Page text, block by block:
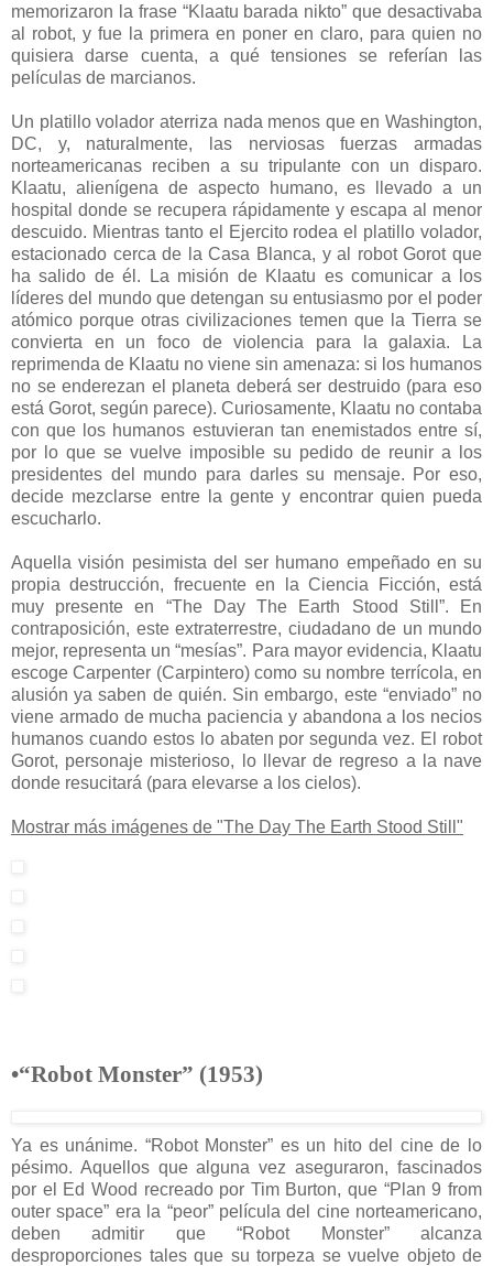
memorizaron la frase “Klaatu barada nikto” que desactivaba
al robot, y fue la primera en poner en claro, para quien no
quisiera darse cuenta, a qué tensiones se referían las
películas de marcianos.
Un platillo volador aterriza nada menos que en Washington,
DC, y, naturalmente, las nerviosas fuerzas armadas
norteamericanas reciben a su tripulante con un disparo.
Klaatu, alienígena de aspecto humano, es llevado a un
hospital donde se recupera rápidamente y escapa al menor
descuido. Mientras tanto el Ejercito rodea el platillo volador,
estacionado cerca de la Casa Blanca, y al robot Gorot que
ha salido de él. La misión de Klaatu es comunicar a los
líderes del mundo que detengan su entusiasmo por el poder
atómico porque otras civilizaciones temen que la Tierra se
convierta en un foco de violencia para la galaxia. La
reprimenda de Klaatu no viene sin amenaza: si los humanos
no se enderezan el planeta deberá ser destruido (para eso
está Gorot, según parece). Curiosamente, Klaatu no contaba
con que los humanos estuvieran tan enemistados entre sí,
por lo que se vuelve imposible su pedido de reunir a los
presidentes del mundo para darles su mensaje. Por eso,
decide mezclarse entre la gente y encontrar quien pueda
escucharlo.
Aquella visión pesimista del ser humano empeñado en su
propia destrucción, frecuente en la Ciencia Ficción, está
muy presente en “The Day The Earth Stood Still”. En
contraposición, este extraterrestre, ciudadano de un mundo
mejor, representa un “mesías”. Para mayor evidencia, Klaatu
escoge Carpenter (Carpintero) como su nombre terrícola, en
alusión ya saben de quién. Sin embargo, este “enviado” no
viene armado de mucha paciencia y abandona a los necios
humanos cuando estos lo abaten por segunda vez. El robot
Gorot, personaje misterioso, lo llevar de regreso a la nave
donde resucitará (para elevarse a los cielos).
Mostrar más imágenes de "The Day The Earth Stood Still"
•“Robot Monster” (1953)
Ya es unánime. “Robot Monster” es un hito del cine de lo
pésimo. Aquellos que alguna vez aseguraron, fascinados
por el Ed Wood recreado por Tim Burton, que “Plan 9 from
outer space” era la “peor” película del cine norteamericano,
deben admitir que “Robot Monster” alcanza
desproporciones tales que su torpeza se vuelve objeto de